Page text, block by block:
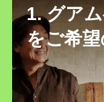
1. グア
をご希